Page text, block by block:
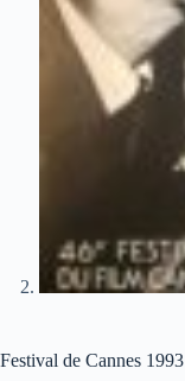
Festival de Cannes 1993